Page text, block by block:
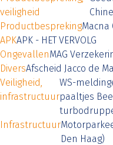
veiligheid
ProductbesprekingMacna
APKAPK - HET VERVOLG
OngevallenMAG
DiversAfscheid Jacco de
Veiligheid,
infrastructuur
WS-
paaltjes
Infrastructuur
Den Haag)